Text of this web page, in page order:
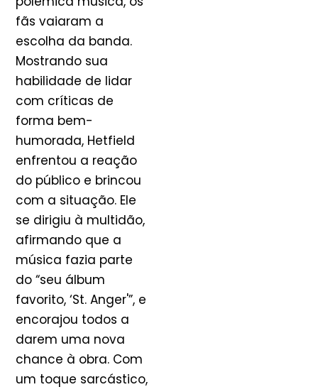
fãs vaiaram a
escolha da banda.
Mostrando sua
habilidade de lidar
com críticas de
forma bem-
humorada, Hetfield
enfrentou a reação
do público e brincou
com a situação. Ele
se dirigiu à multidão,
afirmando que a
música fazia parte
do “seu álbum
favorito, ‘St. Anger'”, e
encorajou todos a
darem uma nova
chance à obra. Com
um toque sarcástico,